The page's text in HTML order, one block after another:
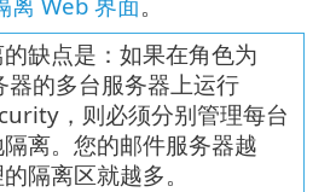
缺点是：如果在角色为
器的多台服务器上运行
，则必须分别管理每台
离。您的邮件服务器越
隔离区就越多。